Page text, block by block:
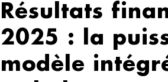
Résultats
2025 : la
modèle